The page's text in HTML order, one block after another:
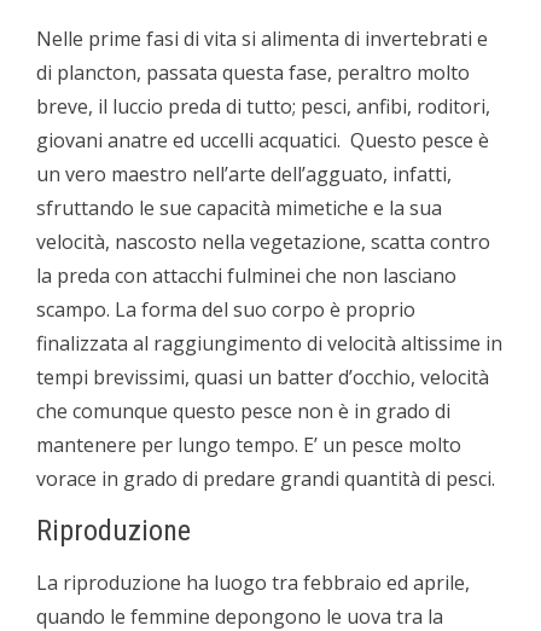
Nelle prime fasi di vita si alimenta di invertebrati e
di plancton, passata questa fase, peraltro molto
breve, il luccio preda di tutto; pesci, anfibi, roditori,
giovani anatre ed uccelli acquatici. Questo pesce è
un vero maestro nell’arte dell’agguato, infatti,
sfruttando le sue capacità mimetiche e la sua
velocità, nascosto nella vegetazione, scatta contro
la preda con attacchi fulminei che non lasciano
scampo. La forma del suo corpo è proprio
finalizzata al raggiungimento di velocità altissime in
tempi brevissimi, quasi un batter d’occhio, velocità
che comunque questo pesce non è in grado di
mantenere per lungo tempo. E’ un pesce molto
vorace in grado di predare grandi quantità di pesci.
Riproduzione
La riproduzione ha luogo tra febbraio ed aprile,
quando le femmine depongono le uova tra la